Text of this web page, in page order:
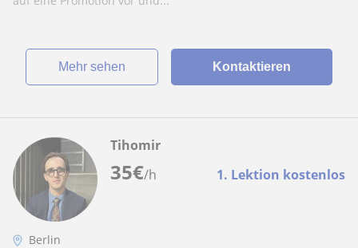
Mehr sehen Kontaktieren
35€/h 1. Lektion kostenlos
Tihomir
Berlin